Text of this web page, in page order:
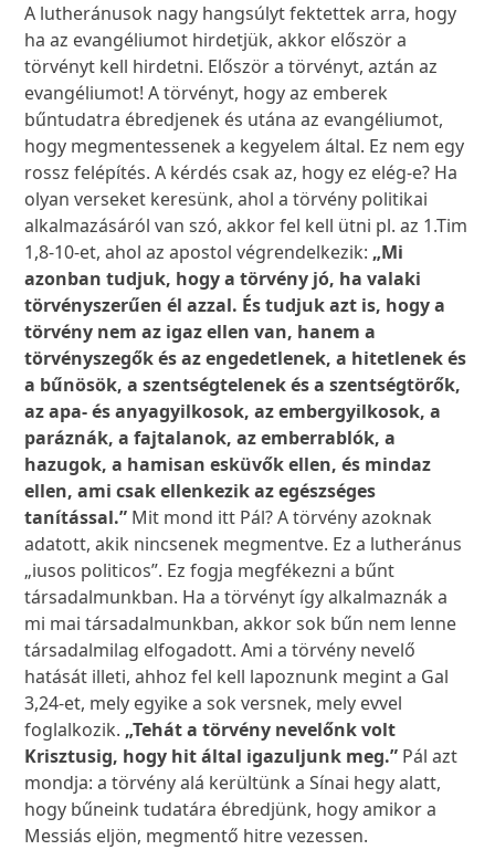
A lutheránusok nagy hangsúlyt fektettek arra, hogy
ha az evangéliumot hirdetjük, akkor először a
törvényt kell hirdetni. Először a törvényt, aztán az
evangéliumot! A törvényt, hogy az emberek
bűntudatra ébredjenek és utána az evangéliumot,
hogy megmentessenek a kegyelem által. Ez nem egy
rossz felépítés. A kérdés csak az, hogy ez elég-e? Ha
olyan verseket keresünk, ahol a törvény politikai
alkalmazásáról van szó, akkor fel kell ütni pl. az 1.Tim
1,8-10-et, ahol az apostol végrendelkezik: „Mi
azonban tudjuk, hogy a törvény jó, ha valaki
törvényszerűen él azzal. És tudjuk azt is, hogy a
törvény nem az igaz ellen van, hanem a
törvényszegők és az engedetlenek, a hitetlenek és
a bűnösök, a szentségtelenek és a szentségtörők,
az apa- és anyagyilkosok, az embergyilkosok, a
paráznák, a fajtalanok, az emberrablók, a
hazugok, a hamisan esküvők ellen, és mindaz
ellen, ami csak ellenkezik az egészséges
tanítással.” Mit mond itt Pál? A törvény azoknak
adatott, akik nincsenek megmentve. Ez a lutheránus
„iusos politicos”. Ez fogja megfékezni a bűnt
társadalmunkban. Ha a törvényt így alkalmaznák a
mi mai társadalmunkban, akkor sok bűn nem lenne
társadalmilag elfogadott. Ami a törvény nevelő
hatását illeti, ahhoz fel kell lapoznunk megint a Gal
3,24-et, mely egyike a sok versnek, mely evvel
foglalkozik. „Tehát a törvény nevelőnk volt
Krisztusig, hogy hit által igazuljunk meg.” Pál azt
mondja: a törvény alá kerültünk a Sínai hegy alatt,
hogy bűneink tudatára ébredjünk, hogy amikor a
Messiás eljön, megmentő hitre vezessen.